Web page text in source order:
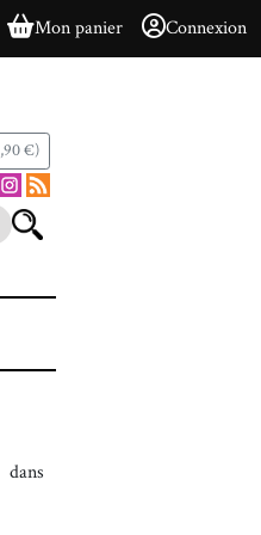
Mon panier Connexion
€)